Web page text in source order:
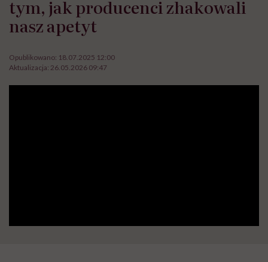
tym, jak producenci zhakowali
nasz apetyt
Opublikowano: 18.07.2025 12:00
Aktualizacja: 26.05.2026 09:47